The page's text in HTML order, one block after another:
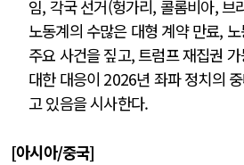
임, 각국 선거(헝가리, 콜롬비아, 브
노동계의 수많은 대형 계약 만료,
주요 사건을 짚고, 트럼프 재집권
대한 대응이 2026년 좌파 정치의
고 있음을 시사한다.
[아시아/중국]